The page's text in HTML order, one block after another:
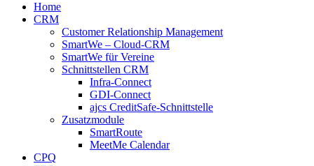
Home
CRM
Customer Relationship Management
SmartWe – Cloud-CRM
SmartWe für Vereine
Schnittstellen CRM
Infra-Connect
GDI-Connect
ajcs CreditSafe-Schnittstelle
Zusatzmodule
SmartRoute
MeetMe Calendar
CPQ